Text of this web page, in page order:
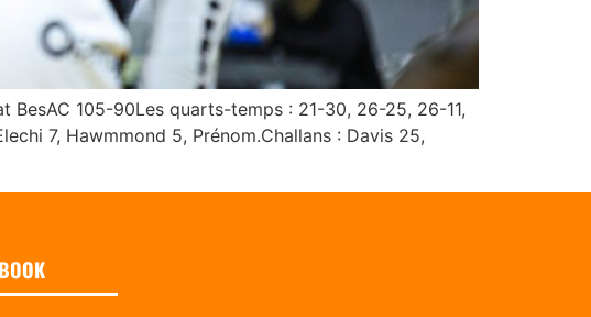
BesAC 105-90Les quarts-temps : 21-30, 26-25, 26-11,
7, Hawmmond 5, Prénom.Challans : Davis 25,